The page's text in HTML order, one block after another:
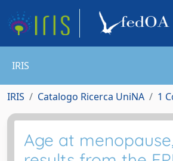
IRIS
IRIS Catalogo Ricerca UniNA 1
Age at